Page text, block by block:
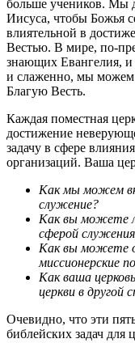
больше учеников. Мы
Иисуса, чтобы Божья
влиятельной в
Вестью. В мире, по-
знающих Евангелия, и
и слаженно, мы можем
Благую Весть.
Каждая поместная
достижение
задачу в сфере
организаций. Ваша
Как мы можем
служение?
Как вы можете
сферой
Как вы можете
миссионерские
Как ваша
церкви в другой
Очевидно, что эти
библейских задач для